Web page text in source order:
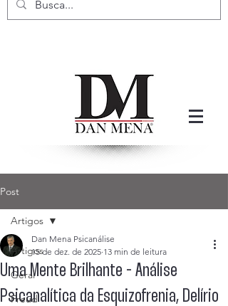
Post
Artigos
Geral
Freud
Artigos
Uma Mente Brilhante - Análise
Psicanalítica da Esquizofrenia, Delírio
Dan Mena Psicanálise
15 de dez. de 2025 13 min de leitura